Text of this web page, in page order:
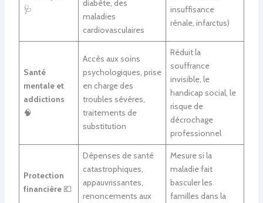
🩺
diabète, des
maladies
cardiovasculaires
insuffisance
rénale, infarctus)
Santé
mentale et
addictions
🧠
Accès aux soins
psychologiques, prise
en charge des
troubles sévères,
traitements de
substitution
Réduit la
souffrance
invisible, le
handicap social, le
risque de
décrochage
professionnel
Protection
financière💶
Dépenses de santé
catastrophiques,
appauvrissantes,
renoncements aux
Mesure si la
maladie fait
basculer les
familles dans la